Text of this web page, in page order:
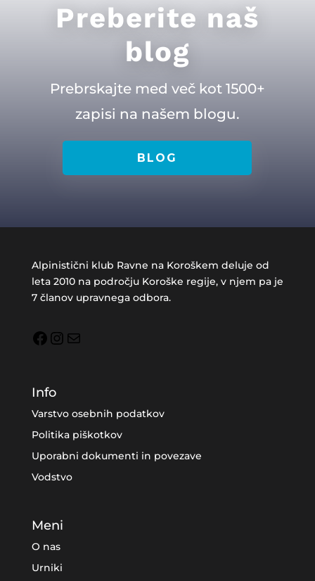
Preberite naš
blog
Prebrskajte med več kot 1500+
zapisi na našem blogu.
BLOG
Alpinistični klub Ravne na Koroškem deluje od
leta 2010 na področju Koroške regije, v njem pa je
7 članov upravnega odbora.
Facebook
Instagram
Info
Varstvo osebnih podatkov
Politika piškotkov
Uporabni dokumenti in povezave
Vodstvo
Meni
O nas
Urniki